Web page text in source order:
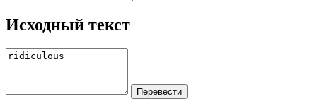
Исходный текст